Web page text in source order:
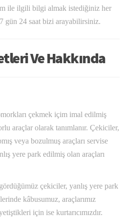
ile ilgili bilgi almak istediğiniz her
gün 24 saat bizi arayabilirsiniz.
Ve Hakkında
çekmek içim imal edilmiş
araçlar olarak tanımlanır. Çekiciler,
veya bozulmuş araçları servise
yere park edilmiş olan araçları
çekiciler, yanlış yere park
kâbusumuz, araçlarımız
için ise kurtarıcımızdır.